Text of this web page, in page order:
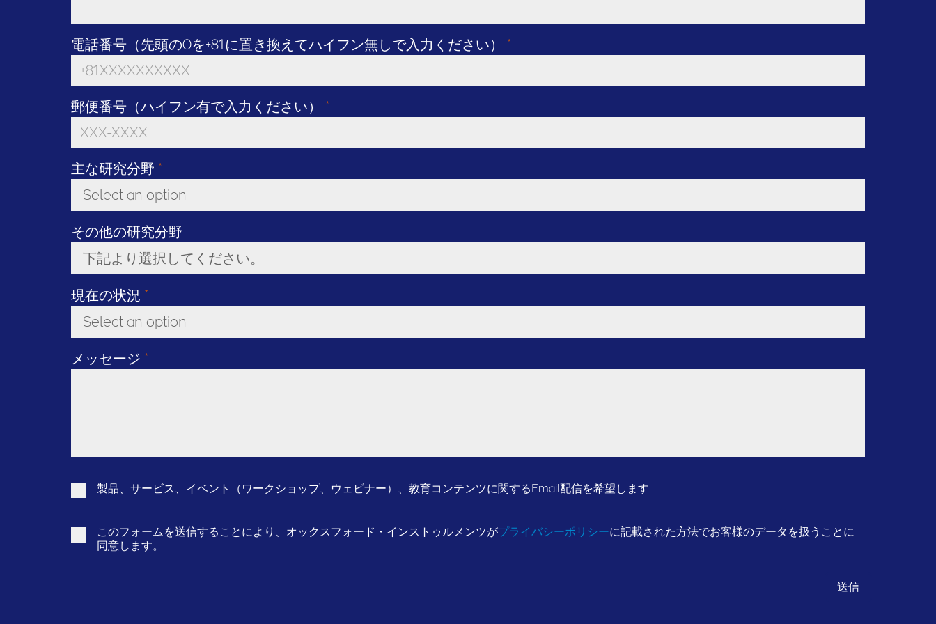
電話番号（先頭の0を+81に置き換えてハイフン無しで入力ください） *
郵便番号（ハイフン有で入力ください） *
主な研究分野 *
Select an option
Toggle Dropdown
その他の研究分野
下記より選択してください。
Toggle Dropdown
現在の状況 *
Select an option
Toggle Dropdown
メッセージ *
製品、サービス、イベント（ワークショップ、ウェビナー）、教育コンテンツに関するEmail配信を希望します
このフォームを送信することにより、オックスフォード・インストゥルメンツがプライバシーポリシーに記載された方法でお客様のデータを扱うことに
同意します。